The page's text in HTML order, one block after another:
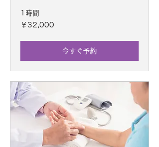
1時間
32,000
円
￥32,000
今すぐ予約